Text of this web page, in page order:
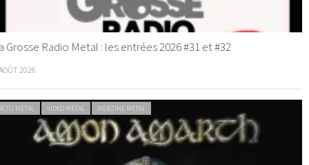
Grosse Radio Metal : les entrées 2026 #31 et #32
2026
METAL VIDEO METAL WEBZINE METAL